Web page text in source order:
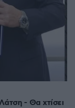
- Θα χτίσει